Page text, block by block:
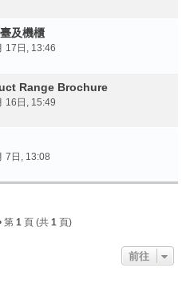
及機櫃
17日, 13:46
Range Brochure
16日, 15:49
7日, 13:08
第 1頁 (共 1頁)
前往